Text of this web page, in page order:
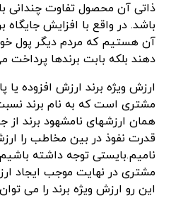
ذاتی آن محصول تفاوت چندانی
باشد. در واقع با افزایش جایگاه
آن هستیم که مردم دیگر پول
دهند بلکه بابت برندها پرداخت
ارزش ویژه برند ارزش افزوده
مشتری است که به نام برند
همان ارزشهای نامشهود برند از
قدرت نفوذ در بین مخاطب را
نامیم.بایستی توجه داشته
مشتری در نهایت موجب ایجاد
این رو ارزش ویژه برند را می